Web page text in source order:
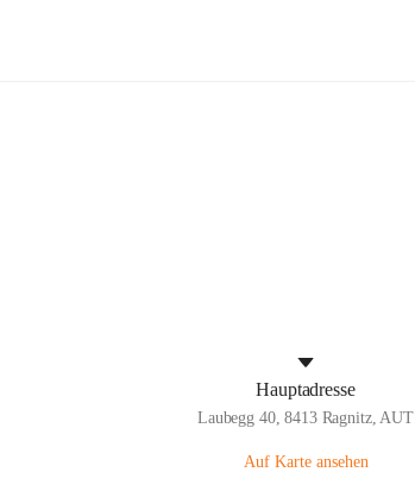
Hauptadresse
Laubegg 40, 8413 Ragnitz, AUT
Auf Karte ansehen